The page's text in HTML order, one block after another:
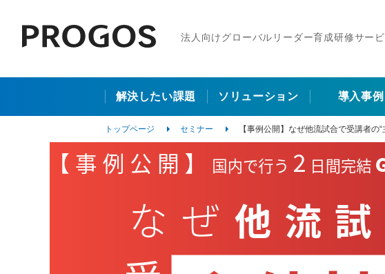
法人向けグローバルリーダー育成研修サービ
解決したい課題 ソリューション 導入事例
トップページ セミナー 【事例公開】なぜ他流試合で受講者